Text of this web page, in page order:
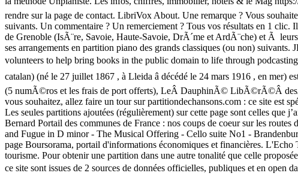
rendre sur la page de contact. LibriVox About. Une remarque ? Vous
suivants. Un commentaire ? Un remerciement ? Tous vos résultats en 1
de Grenoble (IsÃ¨re, Savoie, Haute-Savoie, DrÃ´me et ArdÃ¨che) et Ã
ses arrangements en partition piano des grands classiques (ou non)
volunteers to help bring books in the public domain to life through
catalan) (né le 27 juillet 1867 , à Lleida â décédé le 24 mars 1916 , en
(5 numÃ©ros et les frais de port offerts), LeÂ DauphinÃ© LibÃ©rÃ©Â
vous souhaitez, allez faire un tour sur partitiondechansons.com : ce site est
Les seules partitions ajoutées (régulièrement) sur cette page sont celles que
Bernard Portail des communes de France : nos coups de coeur sur les
and Fugue in D minor - The Musical Offering - Cello suite No1 -
page Boursorama, portail d'informations économiques et financières.
tourisme. Pour obtenir une partition dans une autre tonalité que celle
ce site sont issues de 2 sources de données officielles, publiques et en open